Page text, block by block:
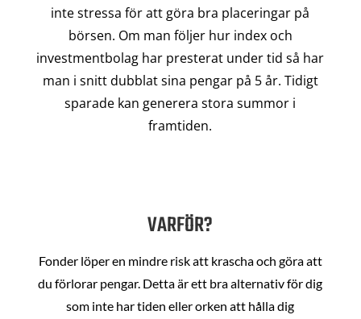
inte stressa för att göra bra placeringar på
börsen. Om man följer hur index och
investmentbolag har presterat under tid så har
man i snitt dubblat sina pengar på 5 år. Tidigt
sparade kan generera stora summor i
framtiden.
VARFÖR?
Fonder löper en mindre risk att krascha och göra att
du förlorar pengar. Detta är ett bra alternativ för dig
som inte har tiden eller orken att hålla dig